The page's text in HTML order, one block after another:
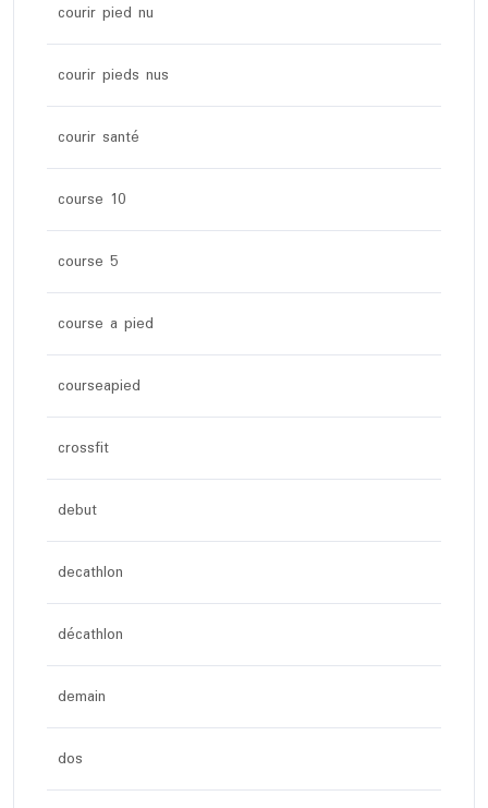
courir pied nu
courir pieds nus
courir santé
course 10
course 5
course a pied
courseapied
crossfit
debut
decathlon
décathlon
demain
dos